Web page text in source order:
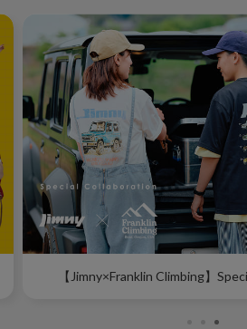
【A/W NEW ARRIVAL】秋の新作